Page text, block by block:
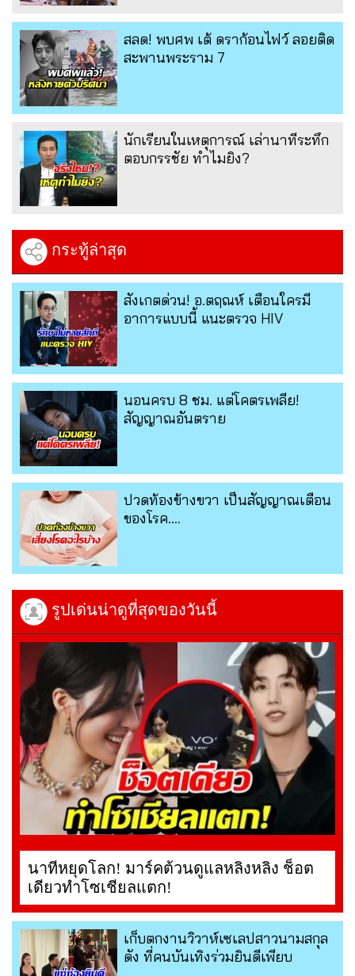
สลด! พบศพ เต้ ดราก้อนไฟว์ ลอยติด
สะพานพระราม 7
นักเรียนในเหตุการณ์ เล่านาทีระทึก
ตอบกรรชัย ทำไมยิง?
กระทู้ล่าสุด
สังเกตด่วน! อ.ตฤณห์ เตือนใครมี
อาการแบบนี้ แนะตรวจ HIV
นอนครบ 8 ชม. แต่โคตรเพลีย!
สัญญาณอันตราย
ปวดท้องข้างขวา เป็นสัญญาณเตือน
ของโรค....
รูปเด่นน่าดูที่สุดของวันนี้
นาทีหยุดโลก! มาร์คต้วนดูแลหลิงหลิง ช็อต
เดียวทำโซเชียลแตก!
เก็บตกงานวิวาห์เซเลปสาวนามสกุล
ดัง ที่คนบันเทิงร่วมยินดีเพียบ